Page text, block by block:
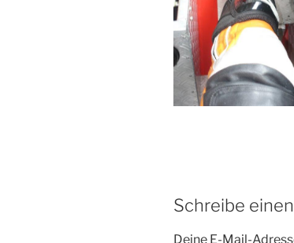
Schreibe
Deine E-Mail-